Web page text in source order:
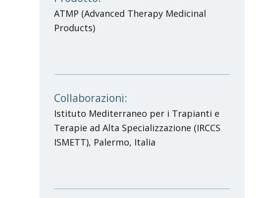
ATMP (Advanced Therapy Medicinal
Products)
Collaborazioni:
Istituto Mediterraneo per i Trapianti e
Terapie ad Alta Specializzazione (IRCCS
ISMETT), Palermo, Italia